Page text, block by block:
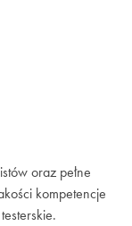
oraz pełne
kompetencje